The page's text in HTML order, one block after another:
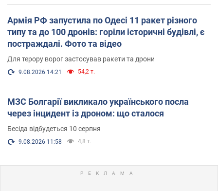
Армія РФ запустила по Одесі 11 ракет різного
типу та до 100 дронів: горіли історичні будівлі, є
постраждалі. Фото та відео
Для терору ворог застосував ракети та дрони
9.08.2026 14:21 54,2 т.
МЗС Болгарії викликало українського посла
через інцидент із дроном: що сталося
Бесіда відбудеться 10 серпня
9.08.2026 11:58 4,8 т.